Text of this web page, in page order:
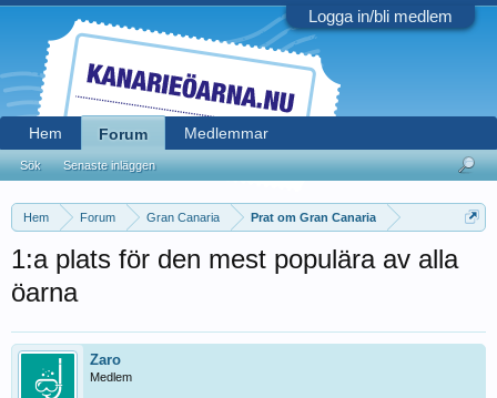
Logga in/bli medlem
Hem Forum Gran Canaria Prat om Gran Canaria
1:a plats för den mest populära av alla
öarna
Zaro
Medlem
Hem Forum
Sök Senaste inläggen
Medlemmar